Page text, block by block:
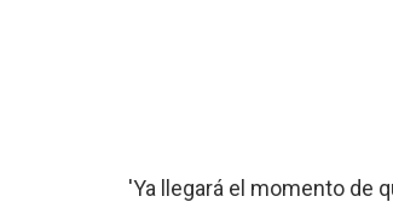
'Ya llegará el momento de